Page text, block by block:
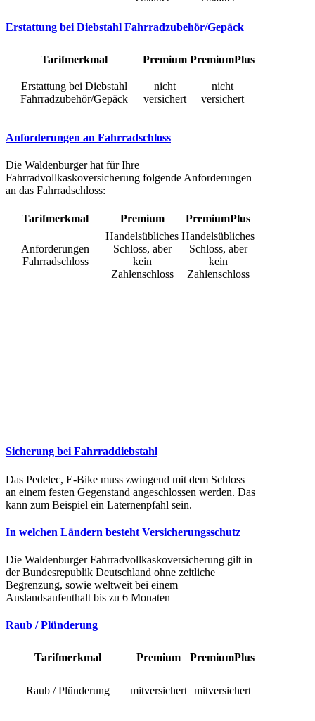
Erstattung bei Diebstahl Fahrradzubehör/Gepäck
Tarifmerkmal Premium PremiumPlus
Erstattung bei Diebstahl
Fahrradzubehör/Gepäck
nicht
versichert
nicht
versichert
Anforderungen an Fahrradschloss
Die Waldenburger hat für Ihre
Fahrradvollkaskoversicherung folgende Anforderungen
an das Fahrradschloss:
Tarifmerkmal Premium PremiumPlus
Anforderungen
Fahrradschloss
Handelsübliches
Schloss, aber
kein
Zahlenschloss
Handelsübliches
Schloss, aber
kein
Zahlenschloss
Sicherung bei Fahrraddiebstahl
Das Pedelec, E-Bike muss zwingend mit dem Schloss
an einem festen Gegenstand angeschlossen werden. Das
kann zum Beispiel ein Laternenpfahl sein.
In welchen Ländern besteht Versicherungsschutz
Die Waldenburger Fahrradvollkaskoversicherung gilt in
der Bundesrepublik Deutschland ohne zeitliche
Begrenzung, sowie weltweit bei einem
Auslandsaufenthalt bis zu 6 Monaten
Raub / Plünderung
Tarifmerkmal Premium PremiumPlus
Raub / Plünderung mitversichert mitversichert